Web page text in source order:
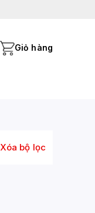
Giỏ hàng
Xóa bộ lọc